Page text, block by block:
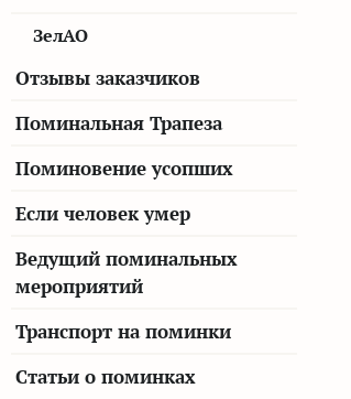
ЗелАО
Отзывы заказчиков
Поминальная Трапеза
Поминовение усопших
Если человек умер
Ведущий поминальных
мероприятий
Транспорт на поминки
Статьи о поминках